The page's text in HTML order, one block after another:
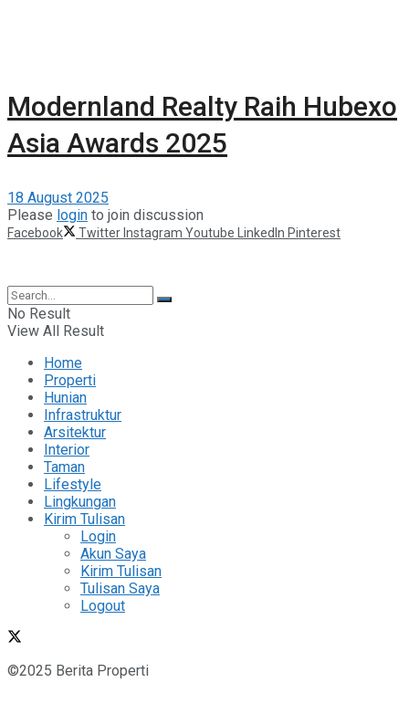
Modernland Realty Raih Hubexo
Asia Awards 2025
18 August 2025
Please login to join discussion
Facebook Twitter Instagram Youtube LinkedIn Pinterest
No Result
View All Result
Home
Properti
Hunian
Infrastruktur
Arsitektur
Interior
Taman
Lifestyle
Lingkungan
Kirim Tulisan
Login
Akun Saya
Kirim Tulisan
Tulisan Saya
Logout
©2025 Berita Properti